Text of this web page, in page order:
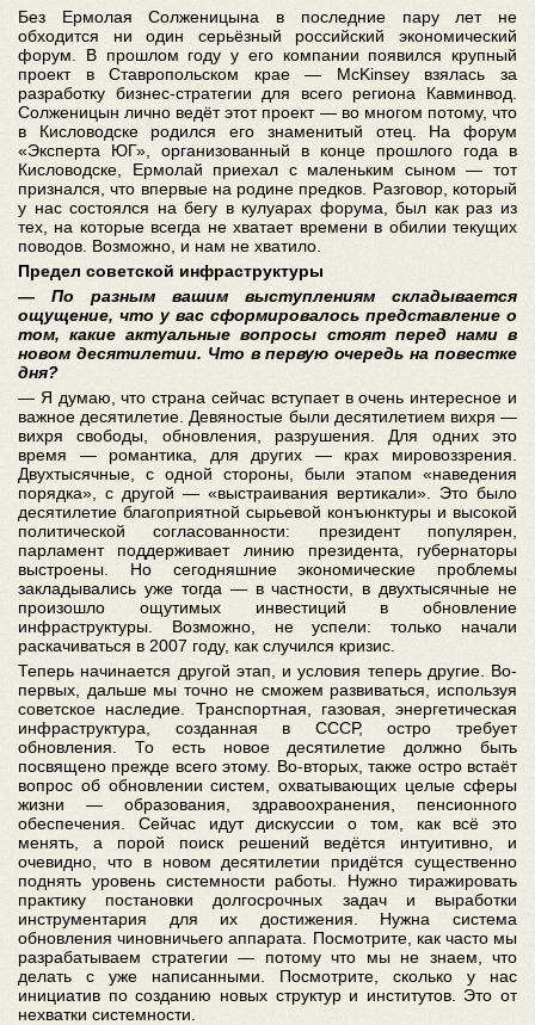
Без Ермолая Солженицына в последние пару лет не
обходится ни один серьёзный российский экономический
форум. В прошлом году у его компании появился крупный
проект в Ставропольском крае — McKinsey взялась за
разработку бизнес-стратегии для всего региона Кавминвод.
Солженицын лично ведёт этот проект — во многом потому, что
в Кисловодске родился его знаменитый отец. На форум
«Эксперта ЮГ», организованный в конце прошлого года в
Кисловодске, Ермолай приехал с маленьким сыном — тот
признался, что впервые на родине предков. Разговор, который
у нас состоялся на бегу в кулуарах форума, был как раз из
тех, на которые всегда не хватает времени в обилии текущих
поводов. Возможно, и нам не хватило.
Предел советской инфраструктуры
— По разным вашим выступлениям складывается
ощущение, что у вас сформировалось представление о
том, какие актуальные вопросы стоят перед нами в
новом десятилетии. Что в первую очередь на повестке
дня?
— Я думаю, что страна сейчас вступает в очень интересное и
важное десятилетие. Девяностые были десятилетием вихря —
вихря свободы, обновления, разрушения. Для одних это
время — романтика, для других — крах мировоззрения.
Двухтысячные, с одной стороны, были этапом «наведения
порядка», с другой — «выстраивания вертикали». Это было
десятилетие благоприятной сырьевой конъюнктуры и высокой
политической согласованности: президент популярен,
парламент поддерживает линию президента, губернаторы
выстроены. Но сегодняшние экономические проблемы
закладывались уже тогда — в частности, в двухтысячные не
произошло ощутимых инвестиций в обновление
инфраструктуры. Возможно, не успели: только начали
раскачиваться в 2007 году, как случился кризис.
Теперь начинается другой этап, и условия теперь другие. Во-
первых, дальше мы точно не сможем развиваться, используя
советское наследие. Транспортная, газовая, энергетическая
инфраструктура, созданная в СССР, остро требует
обновления. То есть новое десятилетие должно быть
посвящено прежде всего этому. Во-вторых, также остро встаёт
вопрос об обновлении систем, охватывающих целые сферы
жизни — образования, здравоохранения, пенсионного
обеспечения. Сейчас идут дискуссии о том, как всё это
менять, а порой поиск решений ведётся интуитивно, и
очевидно, что в новом десятилетии придётся существенно
поднять уровень системности работы. Нужно тиражировать
практику постановки долгосрочных задач и выработки
инструментария для их достижения. Нужна система
обновления чиновничьего аппарата. Посмотрите, как часто мы
разрабатываем стратегии — потому что мы не знаем, что
делать с уже написанными. Посмотрите, сколько у нас
инициатив по созданию новых структур и институтов. Это от
нехватки системности.